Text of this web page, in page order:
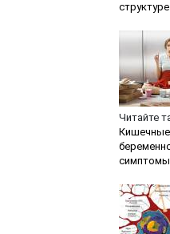
Читайте
Кишечные